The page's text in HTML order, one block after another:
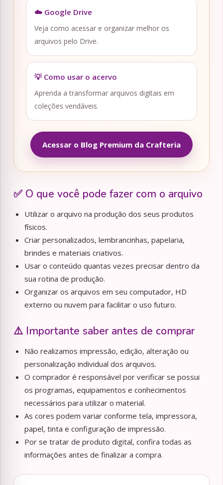
☁️ Google Drive
Veja como acessar e organizar melhor os
arquivos pelo Drive.
💡 Como usar o acervo
Aprenda a transformar arquivos digitais em
coleções vendáveis.
Acessar o Blog Premium da Crafteria
✅ O que você pode fazer com o arquivo
Utilizar o arquivo na produção dos seus produtos
físicos.
Criar personalizados, lembrancinhas, papelaria,
brindes e materiais criativos.
Usar o conteúdo quantas vezes precisar dentro da
sua rotina de produção.
Organizar os arquivos em seu computador, HD
externo ou nuvem para facilitar o uso futuro.
⚠️ Importante saber antes de comprar
Não realizamos impressão, edição, alteração ou
personalização individual dos arquivos.
O comprador é responsável por verificar se possui
os programas, equipamentos e conhecimentos
necessários para utilizar o material.
As cores podem variar conforme tela, impressora,
papel, tinta e configuração de impressão.
Por se tratar de produto digital, confira todas as
informações antes de finalizar a compra.